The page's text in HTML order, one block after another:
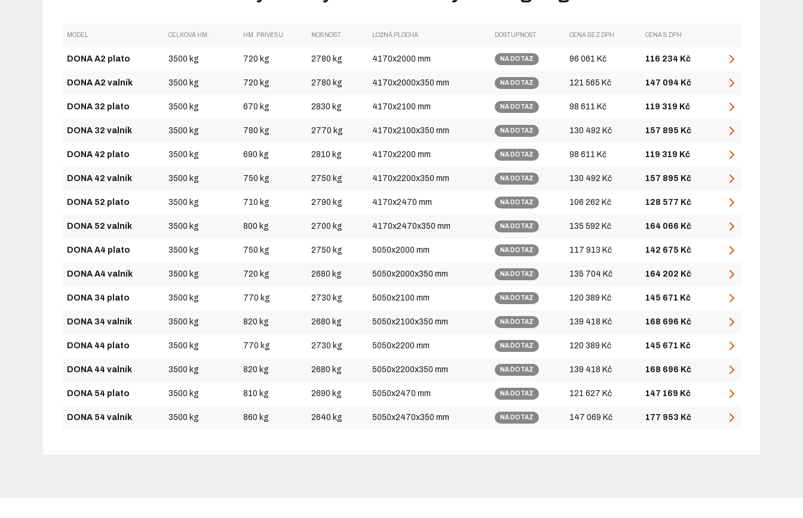
MODEL CELKOVÁ HM. HM. PŘÍVĚSU NOSNOST LOŽNÁ PLOCHA DOSTUPNOST CENA BEZ DPH CENA S DPH
DONA A2 plato 3500 kg 720 kg 2780 kg 4170x2000 mm NA DOTAZ 96 061 Kč 116 234 Kč
DONA A2 valník 3500 kg 720 kg 2780 kg 4170x2000x350 mm NA DOTAZ 121 565 Kč 147 094 Kč
DONA 32 plato 3500 kg 670 kg 2830 kg 4170x2100 mm NA DOTAZ 98 611 Kč 119 319 Kč
DONA 32 valník 3500 kg 780 kg 2770 kg 4170x2100x350 mm NA DOTAZ 130 492 Kč 157 895 Kč
DONA 42 plato 3500 kg 690 kg 2810 kg 4170x2200 mm NA DOTAZ 98 611 Kč 119 319 Kč
DONA 42 valník 3500 kg 750 kg 2750 kg 4170x2200x350 mm NA DOTAZ 130 492 Kč 157 895 Kč
DONA 52 plato 3500 kg 710 kg 2790 kg 4170x2470 mm NA DOTAZ 106 262 Kč 128 577 Kč
DONA 52 valník 3500 kg 800 kg 2700 kg 4170x2470x350 mm NA DOTAZ 135 592 Kč 164 066 Kč
DONA A4 plato 3500 kg 750 kg 2750 kg 5050x2000 mm NA DOTAZ 117 913 Kč 142 675 Kč
DONA A4 valník 3500 kg 720 kg 2680 kg 5050x2000x350 mm NA DOTAZ 135 704 Kč 164 202 Kč
DONA 34 plato 3500 kg 770 kg 2730 kg 5050x2100 mm NA DOTAZ 120 389 Kč 145 671 Kč
DONA 34 valník 3500 kg 820 kg 2680 kg 5050x2100x350 mm NA DOTAZ 139 418 Kč 168 696 Kč
DONA 44 plato 3500 kg 770 kg 2730 kg 5050x2200 mm NA DOTAZ 120 389 Kč 145 671 Kč
DONA 44 valník 3500 kg 820 kg 2680 kg 5050x2200x350 mm NA DOTAZ 139 418 Kč 168 696 Kč
DONA 54 plato 3500 kg 810 kg 2690 kg 5050x2470 mm NA DOTAZ 121 627 Kč 147 169 Kč
DONA 54 valník 3500 kg 860 kg 2640 kg 5050x2470x350 mm NA DOTAZ 147 069 Kč 177 953 Kč